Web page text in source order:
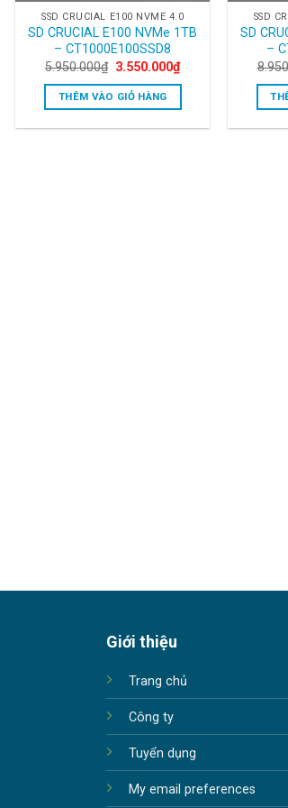
SSD CRUCIAL E100 NVME 4.0
SD CRUCIAL E100 NVMe 1TB
– CT1000E100SSD8
5.950.000₫ Original
was:
5.950.000₫.
3.550.000₫Current
price
THÊM VÀO GIỎ HÀNG
SSD
SD
–
Giới thiệu
Trang chủ
Công ty
Tuyển dụng
My email preferences